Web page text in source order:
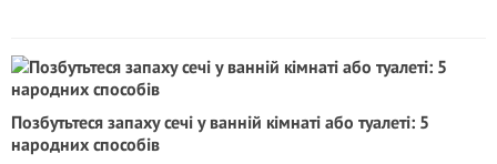
Позбутьтеся запаху сечі у ванній кімнаті або туалеті: 5
народних способів